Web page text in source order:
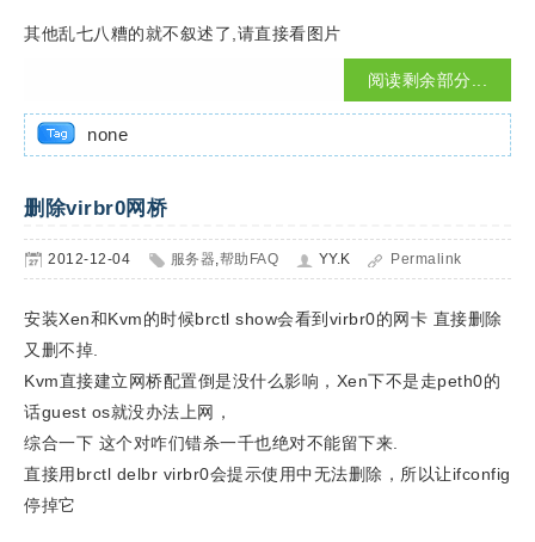
其他乱七八糟的就不叙述了,请直接看图片
阅读剩余部分...
none
删除virbr0网桥
2012-12-04 服务器,帮助FAQ YY.K Permalink
安装Xen和Kvm的时候brctl show会看到virbr0的网卡 直接删除
又删不掉.
Kvm直接建立网桥配置倒是没什么影响，Xen下不是走peth0的
话guest os就没办法上网，
综合一下 这个对咋们错杀一千也绝对不能留下来.
直接用brctl delbr virbr0会提示使用中无法删除，所以让ifconfig
停掉它